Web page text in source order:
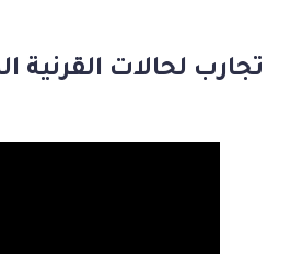
تجارب لحالات القرنية